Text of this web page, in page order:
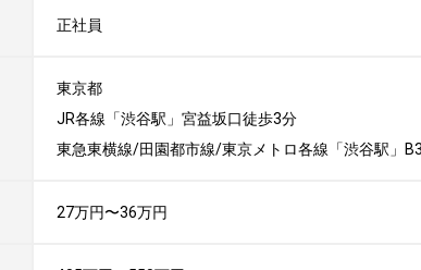
正社員
東京都
JR各線「渋谷駅」宮益坂口徒歩3分
東急東横線/田園都市線/東京メトロ各線「渋谷駅」
27万円〜36万円